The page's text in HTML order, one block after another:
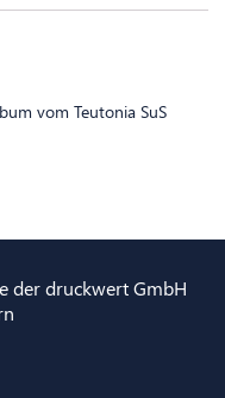
vom Teutonia SuS
der druckwert GmbH